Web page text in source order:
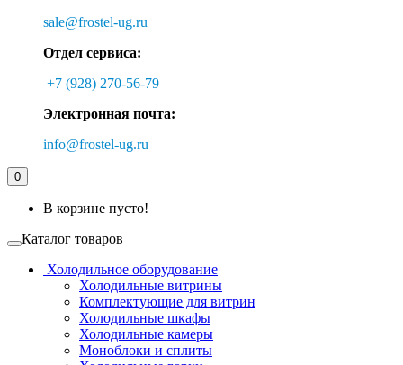
sale@frostel-ug.ru
Отдел сервиса:
+7 (928) 270-56-79
Электронная почта:
info@frostel-ug.ru
0
В корзине пусто!
Каталог товаров
Холодильное оборудование
Холодильные витрины
Комплектующие для витрин
Холодильные шкафы
Холодильные камеры
Моноблоки и сплиты